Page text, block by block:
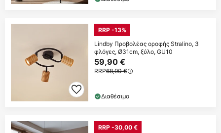
RRP -13%
Lindby Προβολέας οροφής Stralino, 3
φλόγες, Ø31cm, ξύλο, GU10
59,90 €
RRP68,90 €
Διαθέσιμο
RRP -30,00 €